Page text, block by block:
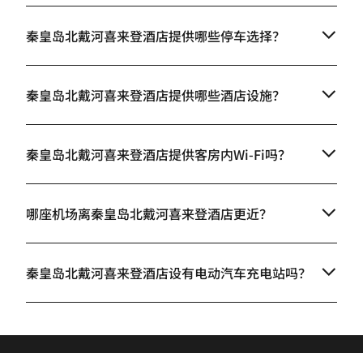
秦皇岛北戴河喜来登酒店提供哪些停车选择？
秦皇岛北戴河喜来登酒店提供哪些酒店设施？
秦皇岛北戴河喜来登酒店提供客房内Wi-Fi吗？
哪座机场离秦皇岛北戴河喜来登酒店更近？
秦皇岛北戴河喜来登酒店设有电动汽车充电站吗？